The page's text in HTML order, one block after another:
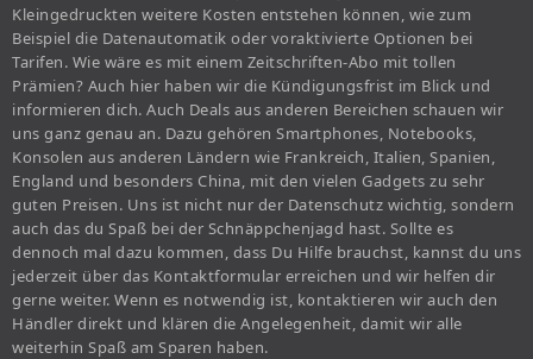
Kleingedruckten weitere Kosten entstehen können, wie zum
Beispiel die Datenautomatik oder voraktivierte Optionen bei
Tarifen. Wie wäre es mit einem Zeitschriften-Abo mit tollen
Prämien? Auch hier haben wir die Kündigungsfrist im Blick und
informieren dich. Auch Deals aus anderen Bereichen schauen wir
uns ganz genau an. Dazu gehören Smartphones, Notebooks,
Konsolen aus anderen Ländern wie Frankreich, Italien, Spanien,
England und besonders China, mit den vielen Gadgets zu sehr
guten Preisen. Uns ist nicht nur der Datenschutz wichtig, sondern
auch das du Spaß bei der Schnäppchenjagd hast. Sollte es
dennoch mal dazu kommen, dass Du Hilfe brauchst, kannst du uns
jederzeit über das Kontaktformular erreichen und wir helfen dir
gerne weiter. Wenn es notwendig ist, kontaktieren wir auch den
Händler direkt und klären die Angelegenheit, damit wir alle
weiterhin Spaß am Sparen haben.